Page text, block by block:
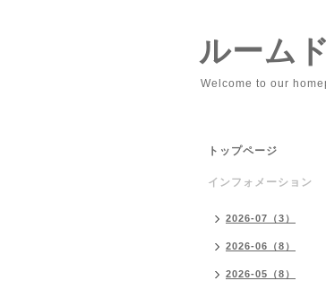
ルーム
Welcome to our
トップページ
インフォメーション
2026-07（3）
2026-06（8）
2026-05（8）